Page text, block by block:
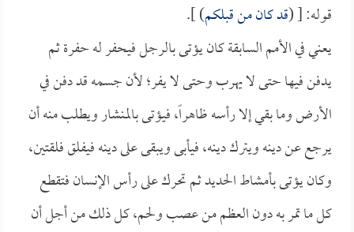
قوله: [ (قد كان من قبلكم) ].
يعني في الأمم السابقة كان يؤتى بالرجل فيحفر له حفرة ثم
يدفن فيها حتى لا يهرب وحتى لا يفر؛ لأن جسمه قد دفن في
الأرض وما بقي إلا رأسه ظاهراً، فيؤتى بالمنشار ويطلب منه أن
يرجع عن دينه ويترك دينه، فيأبى ويبقى على دينه فيفلق فلقتين،
وكان يؤتى بأمشاط الحديد ثم تحرك على رأس الإنسان فتقطع
كل ما تمر به دون العظم من عصب ولحم، كل ذلك من أجل أن